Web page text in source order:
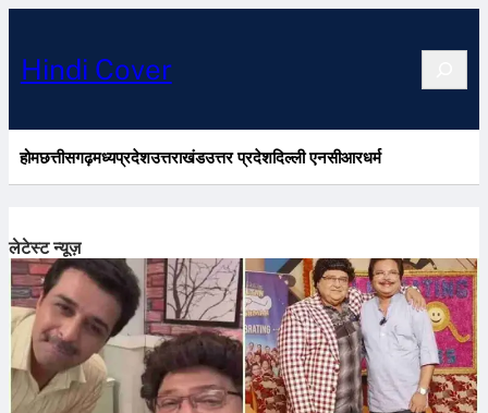
Hindi Cover
होमछत्तीसगढ़मध्यप्रदेशउत्तराखंडउत्तर प्रदेशदिल्ली एनसीआरधर्म
लेटेस्ट न्यूज़